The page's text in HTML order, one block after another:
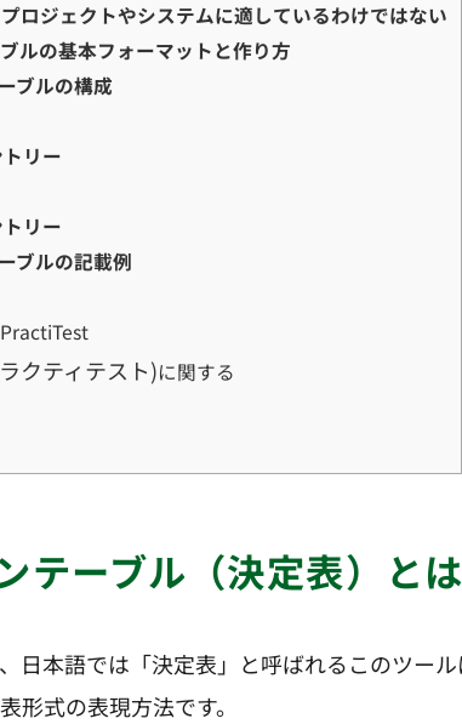
ロジェクトやシステムに適しているわけではない
ルの基本フォーマットと作り方
ブルの構成
リー
リー
ブルの記載例
クティテスト)に関する
ンテーブル（決定表）とは
日本語では「決定表」と呼ばれるこのツー
形式の表現方法です。